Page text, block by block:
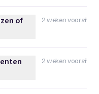
2 weken vooraf
overstappen afvinken
of
2 weken vooraf
doorgeven afvinken